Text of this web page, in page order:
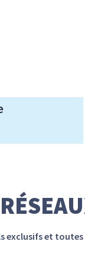
exclusifs et